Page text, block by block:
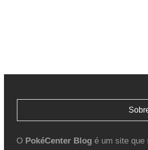
O PokéCenter Blogé um site que